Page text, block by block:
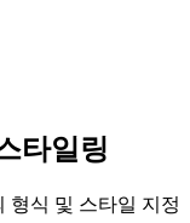
타일링
형식 및 스타일 지정